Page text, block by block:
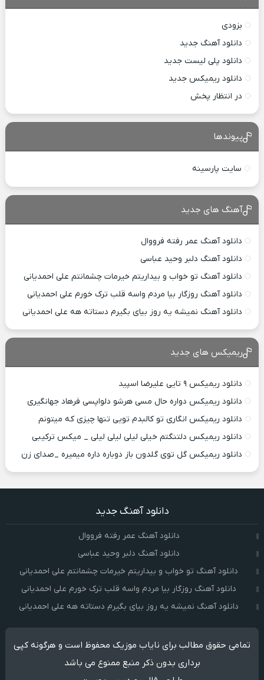
بزودی
دانلود آهنگ جدید
دانلود پلی لیست جدید
دانلود ریمیکس جدید
در انتظار پخش
پیوندها
سایت پارسینه
آهنگ های جدید
دانلود آهنگ عمر رفته فرووال
دانلود آهنگ دلبر وحید عباسی
دانلود آهنگ تو خواب و بیداریتم خیرمات چشمانتم علی احمدیانی
دانلود آهنگ روزگار بیا مردم واسه قلب ترک خورم علی احمدیانی
دانلود آهنگ نمیشه یه روز بیای بگیرم دستاته هه علی احمدیانی
ریمیکس های جدید
دانلود ریمیکس ۹ تایی علیرضا اسپید
دانلود ریمیکس دواره حال مسی هرشو دلواپسی فرهاد جهانگیری
دانلود ریمیکس انگاری تو کالبدم تویی تنها چیزی که میتونم
دانلود ریمیکس دلتنگتم خیلی لیلی لیلی لیلی _ میکس ترکیبی
دانلود ریمیکس گل توی گلدون باز دوباره داره میمیره _صدای زن
دانلود آهنگ جدید
دانلود آهنگ عمر رفته فرووال
دانلود آهنگ دلبر وحید عباسی
دانلود آهنگ تو خواب و بیداریتم خیرمات چشمانتم علی احمدیانی
دانلود آهنگ روزگار بیا مردم واسه قلب ترک خورم علی احمدیانی
دانلود آهنگ نمیشه یه روز بیای بگیرم دستاته هه علی احمدیانی
تمامی حقوق مطالب برای نایاب موزیک محفوظ است و هرگونه کپی
برداری بدون ذکر منبع ممنوع می باشد